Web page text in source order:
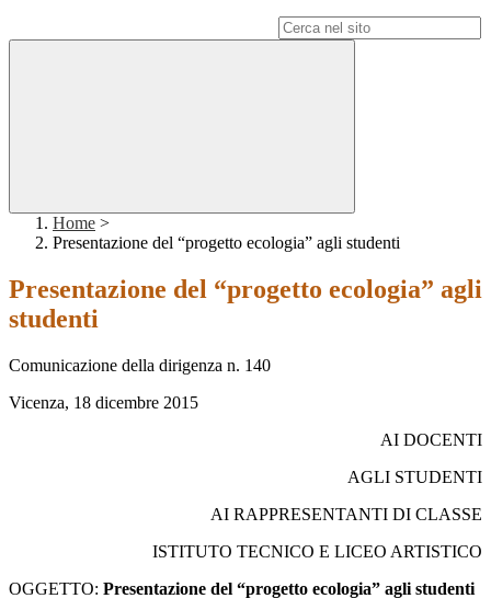
Home >
Presentazione del “progetto ecologia” agli studenti
Presentazione del “progetto ecologia” agli
studenti
Comunicazione della dirigenza n. 140
Vicenza, 18 dicembre 2015
AI DOCENTI
AGLI STUDENTI
AI RAPPRESENTANTI DI CLASSE
ISTITUTO TECNICO E LICEO ARTISTICO
OGGETTO: Presentazione del “progetto ecologia” agli studenti